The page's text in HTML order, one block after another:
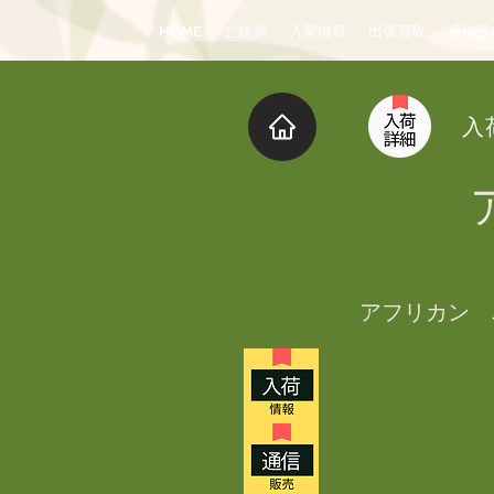
HOME ご挨拶 入荷情報 出張買取 通信
入
アフリカン